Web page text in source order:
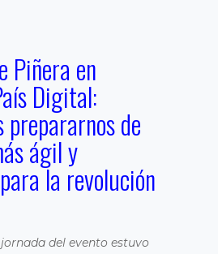
Piñera en
Digital:
prepararnos de
ágil y
la revolución
del evento estuvo